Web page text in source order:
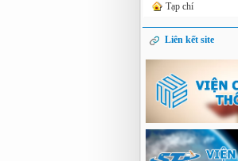
Tạp chí
Liên kết site